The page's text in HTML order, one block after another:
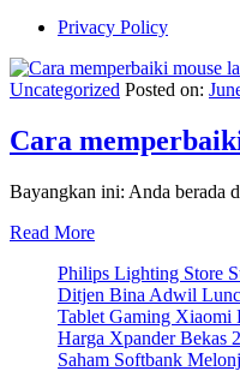
Privacy Policy
Uncategorized Posted on:
Cara
Bayangkan ini: Anda berada
Read More
Philips Lighting Store
Ditjen Bina Adwil
Tablet Gaming Xiaomi
Harga Xpander Bekas
Saham Softbank